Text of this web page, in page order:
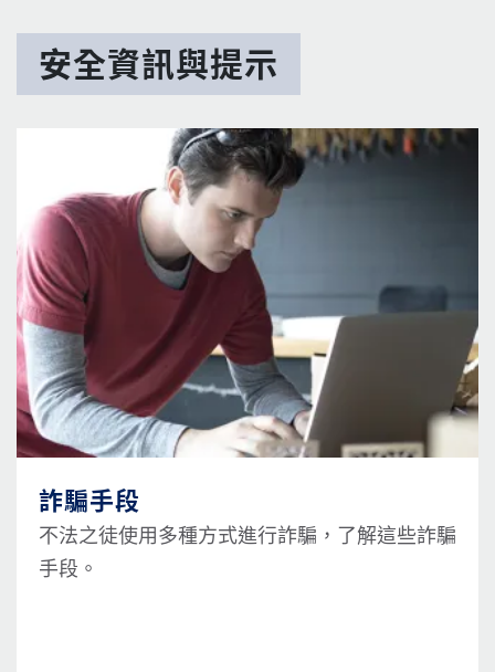
安全資訊與提示
詐騙手段
不法之徒使用多種方式進行詐騙，了解這些詐騙
手段。